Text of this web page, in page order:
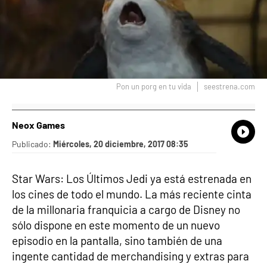
Pon un porg en tu vida seestrena.com
Neox Games
Publicado: Miércoles, 20 diciembre, 2017 08:35
Star Wars: Los Últimos Jedi ya está estrenada en
los cines de todo el mundo. La más reciente cinta
de la millonaria franquicia a cargo de Disney no
sólo dispone en este momento de un nuevo
episodio en la pantalla, sino también de una
ingente cantidad de merchandising y extras para